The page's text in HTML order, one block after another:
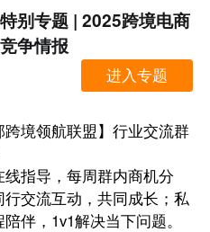
别专题 | 2025跨境电商
争情报
进入专题
跨境领航联盟】行业交流群
指导，每周群内商机分
行交流互动，共同成长；私
伴，1v1解决当下问题。